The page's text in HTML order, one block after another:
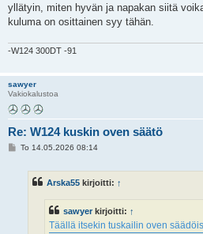
yllätyin, miten hyvän ja napakan siitä
kuluma on osittainen syy tähän.
-W124 300DT -91
sawyer
Vakiokalustoa
Re: W124 kuskin oven säätö
VTo 14.05.2026 08:14
Arska55 kirjoitti: ↑
sawyerkirjoitti: ↑
Täällä itsekin tuskailin oven